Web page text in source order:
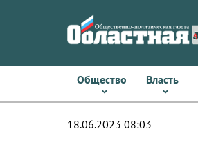
Общество Власть
18.06.2023 08:03